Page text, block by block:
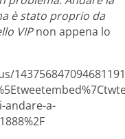
è stato proprio da
VIPnon appena lo
andare-a-